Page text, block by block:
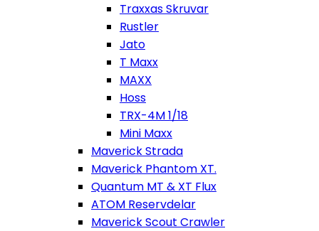
Traxxas Skruvar
Rustler
Jato
T Maxx
MAXX
Hoss
TRX-4M 1/18
Mini Maxx
Maverick Strada
Maverick Phantom XT.
Quantum MT & XT Flux
ATOM Reservdelar
Maverick Scout Crawler